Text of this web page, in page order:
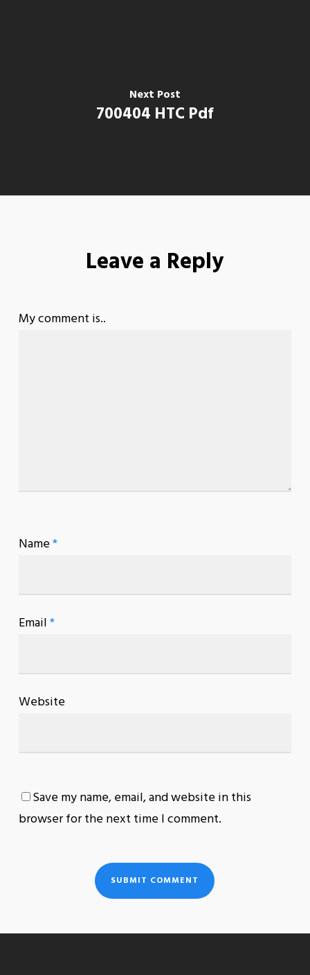
Next Post
700404 HTC Pdf
Leave a Reply
My comment is..
Name*
Email*
Website
Save my name, email, and website in this
browser for the next time I comment.